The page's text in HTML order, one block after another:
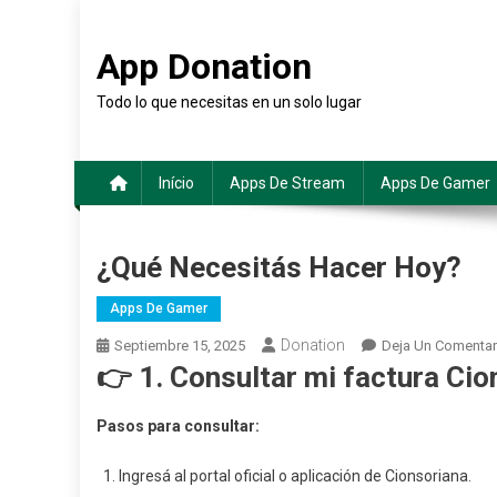
contenido
App Donation
Todo lo que necesitas en un solo lugar
Início Apps De Stream Apps De Gamer
¿Qué Necesitás Hacer Hoy?
Apps De Gamer
Septiembre 15, 2025 Donation Deja Un
👉 1. Consultar mi factura
Pasos para consultar:
Ingresá al portal oficial o aplicación de Cionsoriana.